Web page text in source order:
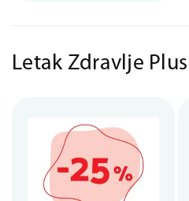
Letak Zdravlje Plus